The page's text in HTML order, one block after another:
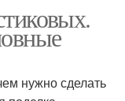
нужно сделать